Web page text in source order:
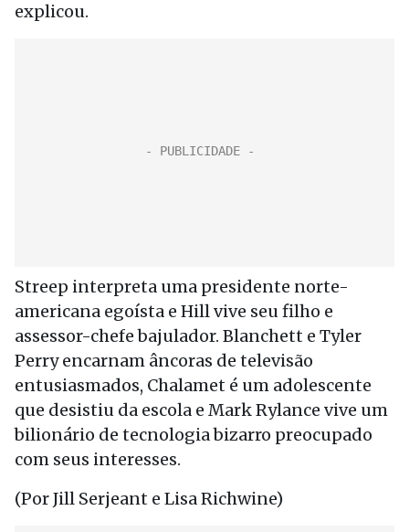
explicou.
Streep interpreta uma presidente norte-
americana egoísta e Hill vive seu filho e
assessor-chefe bajulador. Blanchett e Tyler
Perry encarnam âncoras de televisão
entusiasmados, Chalamet é um adolescente
que desistiu da escola e Mark Rylance vive um
bilionário de tecnologia bizarro preocupado
com seus interesses.
(Por Jill Serjeant e Lisa Richwine)